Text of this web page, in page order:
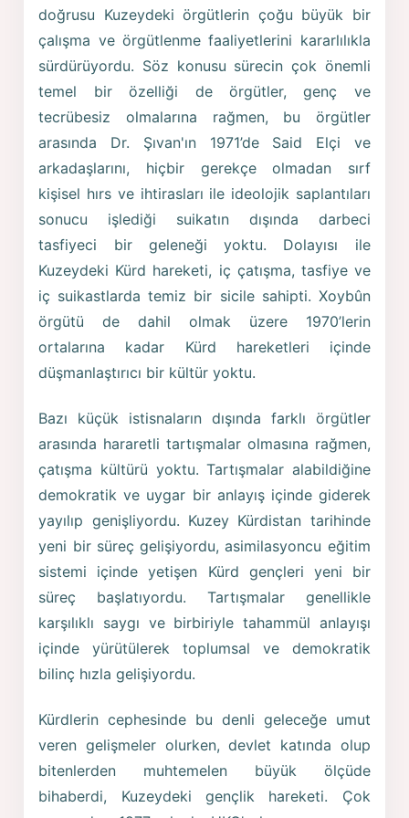
doğrusu Kuzeydeki örgütlerin çoğu büyük bir
çalışma ve örgütlenme faaliyetlerini kararlılıkla
sürdürüyordu. Söz konusu sürecin çok önemli
temel bir özelliği de örgütler, genç ve
tecrübesiz olmalarına rağmen, bu örgütler
arasında Dr. Şıvan'ın 1971’de Said Elçi ve
arkadaşlarını, hiçbir gerekçe olmadan sırf
kişisel hırs ve ihtirasları ile ideolojik saplantıları
sonucu işlediği suikatın dışında darbeci
tasfiyeci bir geleneği yoktu. Dolayısı ile
Kuzeydeki Kürd hareketi, iç çatışma, tasfiye ve
iç suikastlarda temiz bir sicile sahipti. Xoybûn
örgütü de dahil olmak üzere 1970’lerin
ortalarına kadar Kürd hareketleri içinde
düşmanlaştırıcı bir kültür yoktu.
Bazı küçük istisnaların dışında farklı örgütler
arasında hararetli tartışmalar olmasına rağmen,
çatışma kültürü yoktu. Tartışmalar alabildiğine
demokratik ve uygar bir anlayış içinde giderek
yayılıp genişliyordu. Kuzey Kürdistan tarihinde
yeni bir süreç gelişiyordu, asimilasyoncu eğitim
sistemi içinde yetişen Kürd gençleri yeni bir
süreç başlatıyordu. Tartışmalar genellikle
karşılıklı saygı ve birbiriyle tahammül anlayışı
içinde yürütülerek toplumsal ve demokratik
bilinç hızla gelişiyordu.
Kürdlerin cephesinde bu denli geleceğe umut
veren gelişmeler olurken, devlet katında olup
bitenlerden muhtemelen büyük ölçüde
bihaberdi, Kuzeydeki gençlik hareketi. Çok